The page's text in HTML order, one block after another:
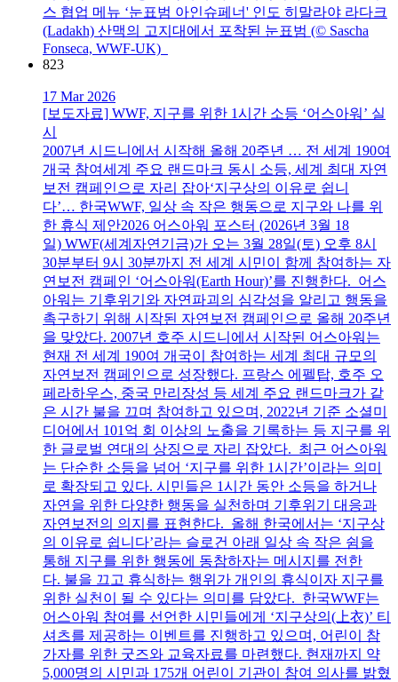
스 협업 메뉴 ‘눈표범 아인슈페너' 인도 히말라야 라다크
(Ladakh) 산맥의 고지대에서 포착된 눈표범 (© Sascha
Fonseca, WWF-UK)
823
17 Mar 2026
[보도자료] WWF, 지구를 위한 1시간 소등 ‘어스아워’ 실
시
2007년 시드니에서 시작해 올해 20주년 … 전 세계 190여
개국 참여세계 주요 랜드마크 동시 소등, 세계 최대 자연
보전 캠페인으로 자리 잡아‘지구상의 이유로 쉽니
다’… 한국WWF, 일상 속 작은 행동으로 지구와 나를 위
한 휴식 제안2026 어스아워 포스터 (2026년 3월 18
일) WWF(세계자연기금)가 오는 3월 28일(토) 오후 8시
30분부터 9시 30분까지 전 세계 시민이 함께 참여하는 자
연보전 캠페인 ‘어스아워(Earth Hour)’를 진행한다. 어스
아워는 기후위기와 자연파괴의 심각성을 알리고 행동을
촉구하기 위해 시작된 자연보전 캠페인으로 올해 20주년
을 맞았다. 2007년 호주 시드니에서 시작된 어스아워는
현재 전 세계 190여 개국이 참여하는 세계 최대 규모의
자연보전 캠페인으로 성장했다. 프랑스 에펠탑, 호주 오
페라하우스, 중국 만리장성 등 세계 주요 랜드마크가 같
은 시간 불을 끄며 참여하고 있으며, 2022년 기준 소셜미
디어에서 101억 회 이상의 노출을 기록하는 등 지구를 위
한 글로벌 연대의 상징으로 자리 잡았다. 최근 어스아워
는 단순한 소등을 넘어 ‘지구를 위한 1시간’이라는 의미
로 확장되고 있다. 시민들은 1시간 동안 소등을 하거나
자연을 위한 다양한 행동을 실천하며 기후위기 대응과
자연보전의 의지를 표현한다. 올해 한국에서는 ‘지구상
의 이유로 쉽니다’라는 슬로건 아래 일상 속 작은 쉼을
통해 지구를 위한 행동에 동참하자는 메시지를 전한
다. 불을 끄고 휴식하는 행위가 개인의 휴식이자 지구를
위한 실천이 될 수 있다는 의미를 담았다. 한국WWF는
어스아워 참여를 선언한 시민들에게 ‘지구상의(上衣)’ 티
셔츠를 제공하는 이벤트를 진행하고 있으며, 어린이 참
가자를 위한 굿즈와 교육자료를 마련했다. 현재까지 약
5,000명의 시민과 175개 어린이 기관이 참여 의사를 밝혔